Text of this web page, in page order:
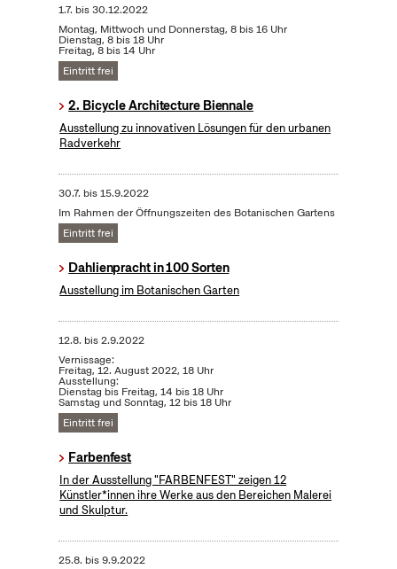
1.7. bis30.12.2022
Montag, Mittwoch und Donnerstag, 8 bis 16 Uhr
Dienstag, 8 bis 18 Uhr
Freitag, 8 bis 14 Uhr
Eintritt frei
2. Bicycle Architecture Biennale
Ausstellung zu innovativen Lösungen für den urbanen
Radverkehr
30.7. bis15.9.2022
Im Rahmen der Öffnungszeiten des Botanischen Gartens
Eintritt frei
Dahlienpracht in 100 Sorten
Ausstellung im Botanischen Garten
12.8. bis2.9.2022
Vernissage:
Freitag, 12. August 2022, 18 Uhr
Ausstellung:
Dienstag bis Freitag, 14 bis 18 Uhr
Samstag und Sonntag, 12 bis 18 Uhr
Eintritt frei
Farbenfest
In der Ausstellung "FARBENFEST" zeigen 12
Künstler*innen ihre Werke aus den Bereichen Malerei
und Skulptur.
25.8. bis9.9.2022